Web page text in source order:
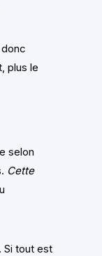
plus le
selon
Cette
Si tout est